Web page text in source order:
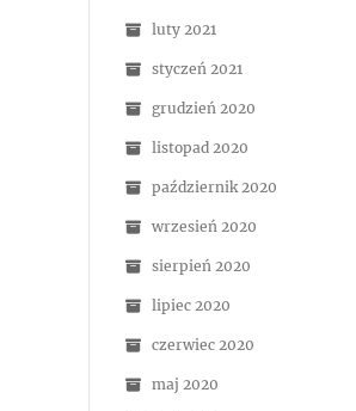
luty 2021
styczeń 2021
grudzień 2020
listopad 2020
październik 2020
wrzesień 2020
sierpień 2020
lipiec 2020
czerwiec 2020
maj 2020